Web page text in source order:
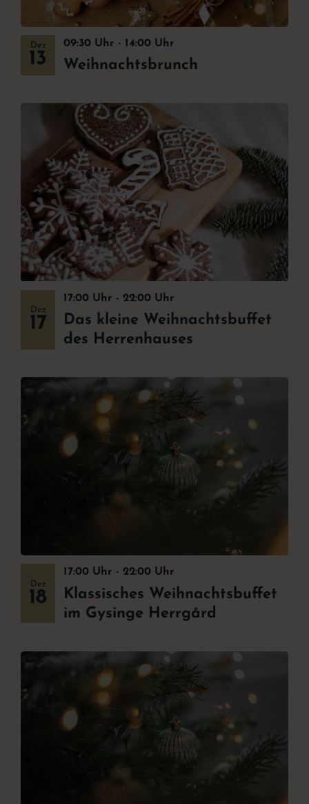
Dez
13 Weihnachtsbrunch
09:30 Uhr - 14:00 Uhr
Dez
17
Das kleine Weihnachtsbuffet
des Herrenhauses
17:00 Uhr - 22:00 Uhr
Dez
18
Klassisches Weihnachtsbuffet
im Gysinge Herrgård
17:00 Uhr - 22:00 Uhr